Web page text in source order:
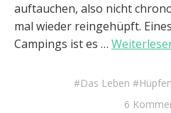
auftauchen, also nicht
mal wieder reingehüpft.
Campings ist es …
Das Leben Hüpfen
6